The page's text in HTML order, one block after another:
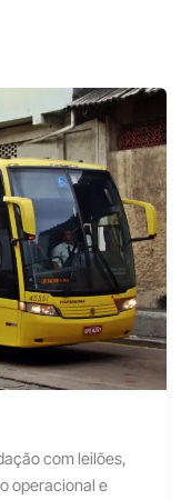
com leilões,
operacional e